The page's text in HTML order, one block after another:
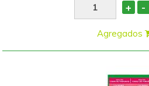
+ -
Agregados